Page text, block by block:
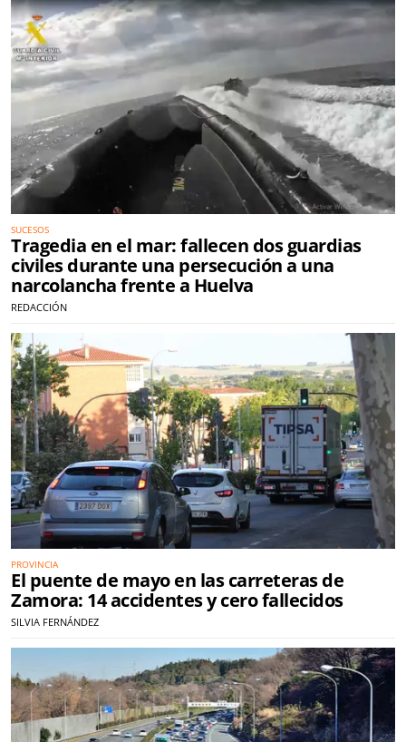
SUCESOS
Tragedia en el mar: fallecen dos guardias
civiles durante una persecución a una
narcolancha frente a Huelva
REDACCIÓN
PROVINCIA
El puente de mayo en las carreteras de
Zamora: 14 accidentes y cero fallecidos
SILVIA FERNÁNDEZ